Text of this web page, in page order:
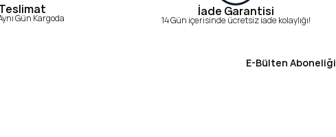
Teslimat
Gün Kargoda İade Garantisi
14 Gün içerisinde ücretsiz iade kolaylığı!
E-Bülten Aboneliği